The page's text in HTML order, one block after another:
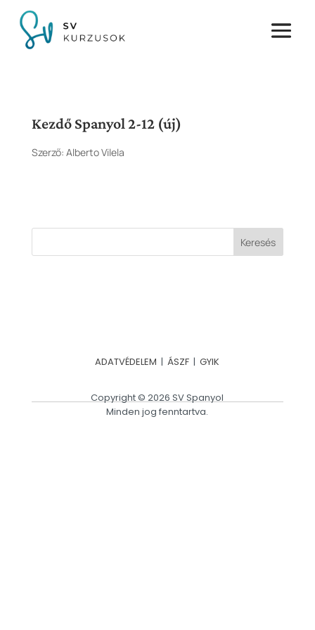
Kezdő Spanyol 2-12 (új)
Szerző: Alberto Vilela
Keresés
ADATVÉDELEM | ÁSZF |GYIK
Copyright © 2026 SV Spanyol
Minden jog fenntartva.